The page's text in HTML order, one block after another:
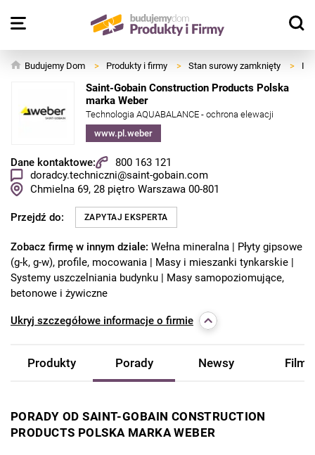
Budujemy Dom > Produkty i firmy > Stan surowy zamknięty >
Saint-Gobain Construction Products Polska
marka Weber
Technologia AQUABALANCE - ochrona elewacji
www.pl.weber
Dane kontaktowe:
800 163 121
doradcy.techniczni@saint-gobain.com
Chmielna 69, 28 piętro Warszawa 00-801
Przejdź do: ZAPYTAJ EKSPERTA
Zobacz firmę w innym dziale: Wełna mineralna
Płyty gipsowe
(g-k, g-w), profile, mocowania
Masy i mieszanki tynkarskie
Systemy uszczelniania budynku
Masy samopoziomujące,
betonowe i żywiczne
Ukryj szczegółowe informacje o firmie
Produkty Porady Newsy Filmy
PORADY OD SAINT-GOBAIN CONSTRUCTION
PRODUCTS POLSKA MARKA WEBER